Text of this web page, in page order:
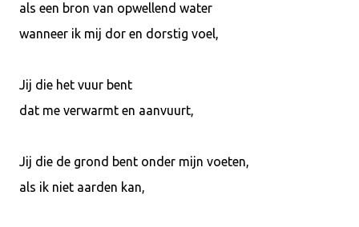
als een bron van opwellend water
wanneer ik mij dor en dorstig voel,
Jij die het vuur bent
dat me verwarmt en aanvuurt,
Jij die de grond bent onder mijn voeten,
als ik niet aarden kan,